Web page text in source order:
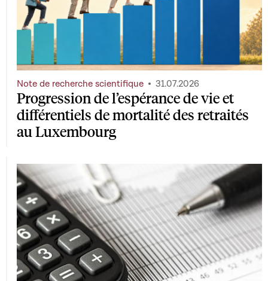
Progression de l’espérance de vie et
différentiels de mortalité des retraités
au Luxembourg
Note de recherche scientifique 31.07.2026